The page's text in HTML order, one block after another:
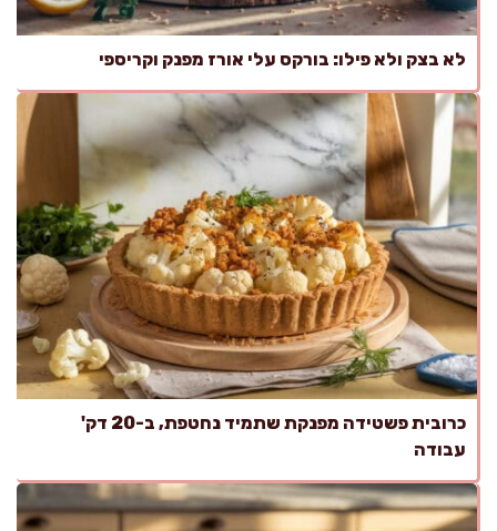
לא בצק ולא פילו: בורקס עלי אורז מפנק וקריספי
כרובית פשטידה מפנקת שתמיד נחטפת, ב-20 דק'
עבודה